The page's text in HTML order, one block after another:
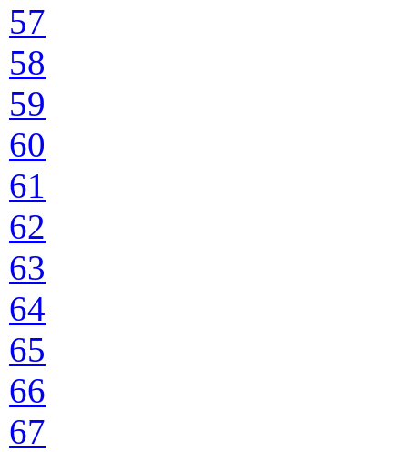
57
58
59
60
61
62
63
64
65
66
67